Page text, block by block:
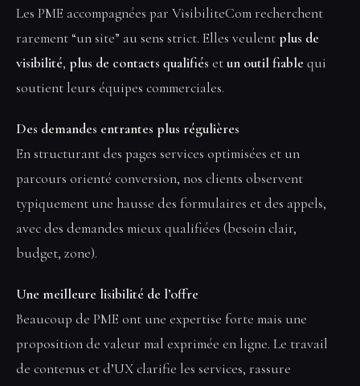
Les PME accompagnées par VisibiliteCom recherchent
rarement “un site” au sens strict. Elles veulentplus de
visibilité, plus de contacts qualifiés etun outil fiable qui
soutient leurs équipes commerciales.
Des demandes entrantes plus régulières
En structurant des pages services optimisées et un
parcours orienté conversion, nos clients observent
typiquement une hausse des formulaires et des appels,
avec des demandes mieux qualifiées (besoin clair,
budget, zone).
Une meilleure lisibilité de l’offre
Beaucoup de PME ont une expertise forte mais une
proposition de valeur mal exprimée en ligne. Le travail
de contenus et d’UX clarifie les services, rassure